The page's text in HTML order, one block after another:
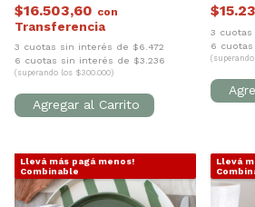
$16.503,60 con
3 cuotas sin interés de $6.472
6 cuotas sin interés de $3.236
(superando los $300.000)
3
6
Llevá más pagá menos!
Combinable
Llevá